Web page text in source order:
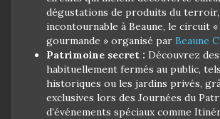
dégustations de produits du terroir,
incontournable à Beaune, le circuit «
gourmande » organisé par Beaune
Patrimoine secret : Découvrez
habituellement fermés au public,
historiques ou les jardins privés,
exclusives lors des Journées du
d’événements spéciaux comme